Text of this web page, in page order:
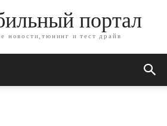
портал
новости,тюнинг и тест драйв